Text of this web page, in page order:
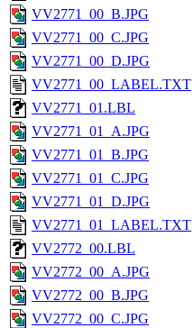
VV2771_00_B.JPG
VV2771_00_C.JPG
VV2771_00_D.JPG
VV2771_00_LABEL.TXT
VV2771_01.LBL
VV2771_01_A.JPG
VV2771_01_B.JPG
VV2771_01_C.JPG
VV2771_01_D.JPG
VV2771_01_LABEL.TXT
VV2772_00.LBL
VV2772_00_A.JPG
VV2772_00_B.JPG
VV2772_00_C.JPG